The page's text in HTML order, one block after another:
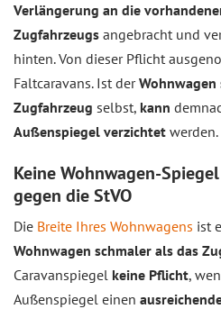
Verlängerung an die
Zugfahrzeugs angebracht und
hinten. Von dieser Pflicht
Faltcaravans. Ist derWohnwagen
Zugfahrzeug selbst, kann
Außenspiegel verzichtet werden.
Keine Wohnwagen-
gegen die StVO
Die Breite Ihres Wohnwagens ist
Wohnwagen schmaler als das
Caravanspiegel keine Pflicht,
Außenspiegel einen